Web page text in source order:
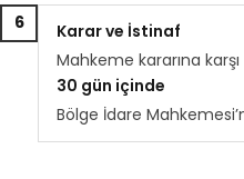
6
Karar ve İstinaf
Mahkeme kararına karşı
30 gün içinde
Bölge İdare